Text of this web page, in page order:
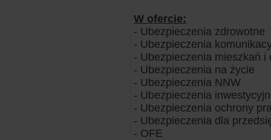
W ofercie:
- Ubezpieczenia zdrowotne
- Ubezpieczenia
- Ubezpieczenia mieszkań i
- Ubezpieczenia na życie
- Ubezpieczenia NNW
- Ubezpieczenia
- Ubezpieczenia ochrony
- Ubezpieczenia dla
- OFE